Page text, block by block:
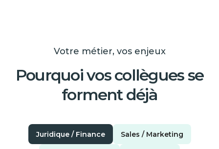
Votre métier, vos enjeux
Pourquoi vos collègues se
forment déjà
Juridique / Finance Sales / Marketing